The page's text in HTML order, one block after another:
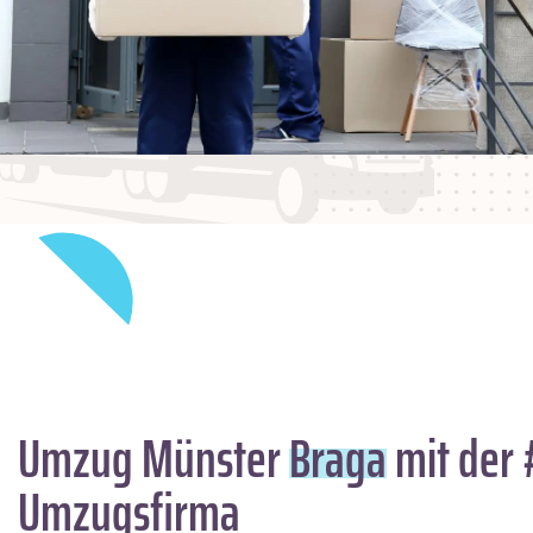
Umzug MünsterBragamit der
Umzugsfirma